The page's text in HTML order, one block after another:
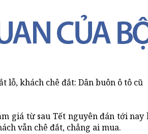
lỗ, khách chê đắt: Dân buôn ô tô cũ
giá từ sau Tết nguyên đán tới
vẫn chê đắt, chẳng ai mua.